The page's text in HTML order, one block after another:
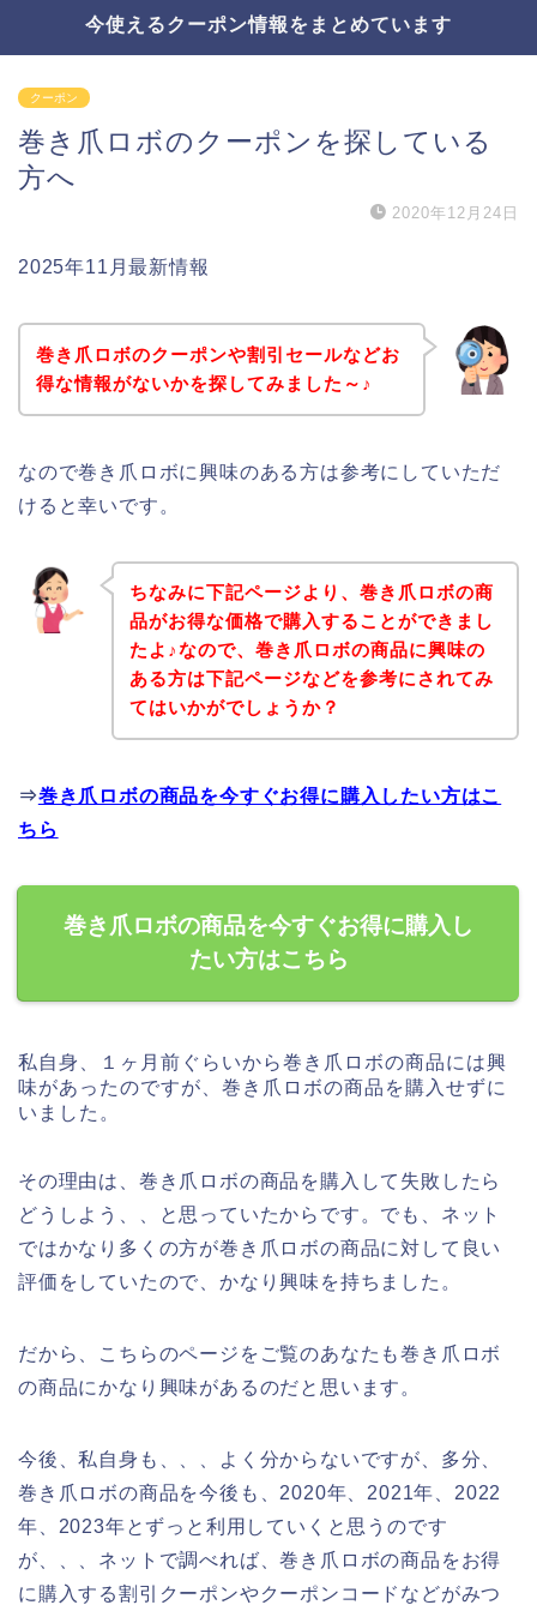
今使えるクーポン情報をまとめています
クーポン
巻き爪ロボのクーポンを探している
方へ
2020年12月24日
2025年11月最新情報
巻き爪ロボのクーポンや割引セールなどお
得な情報がないかを探してみました～♪
なので巻き爪ロボに興味のある方は参考にしていただ
けると幸いです。
ちなみに下記ページより、巻き爪ロボの商
品がお得な価格で購入することができまし
たよ♪なので、巻き爪ロボの商品に興味の
ある方は下記ページなどを参考にされてみ
てはいかがでしょうか？
⇒巻き爪ロボの商品を今すぐお得に購入したい方はこ
ちら
巻き爪ロボの商品を今すぐお得に購入し
たい方はこちら
私自身、１ヶ月前ぐらいから巻き爪ロボの商品には興
味があったのですが、巻き爪ロボの商品を購入せずに
いました。
その理由は、巻き爪ロボの商品を購入して失敗したら
どうしよう、、と思っていたからです。でも、ネット
ではかなり多くの方が巻き爪ロボの商品に対して良い
評価をしていたので、かなり興味を持ちました。
だから、こちらのページをご覧のあなたも巻き爪ロボ
の商品にかなり興味があるのだと思います。
今後、私自身も、、、よく分からないですが、多分、
巻き爪ロボの商品を今後も、2020年、2021年、2022
年、2023年とずっと利用していくと思うのです
が、、、ネットで調べれば、巻き爪ロボの商品をお得
に購入する割引クーポンやクーポンコードなどがみつ